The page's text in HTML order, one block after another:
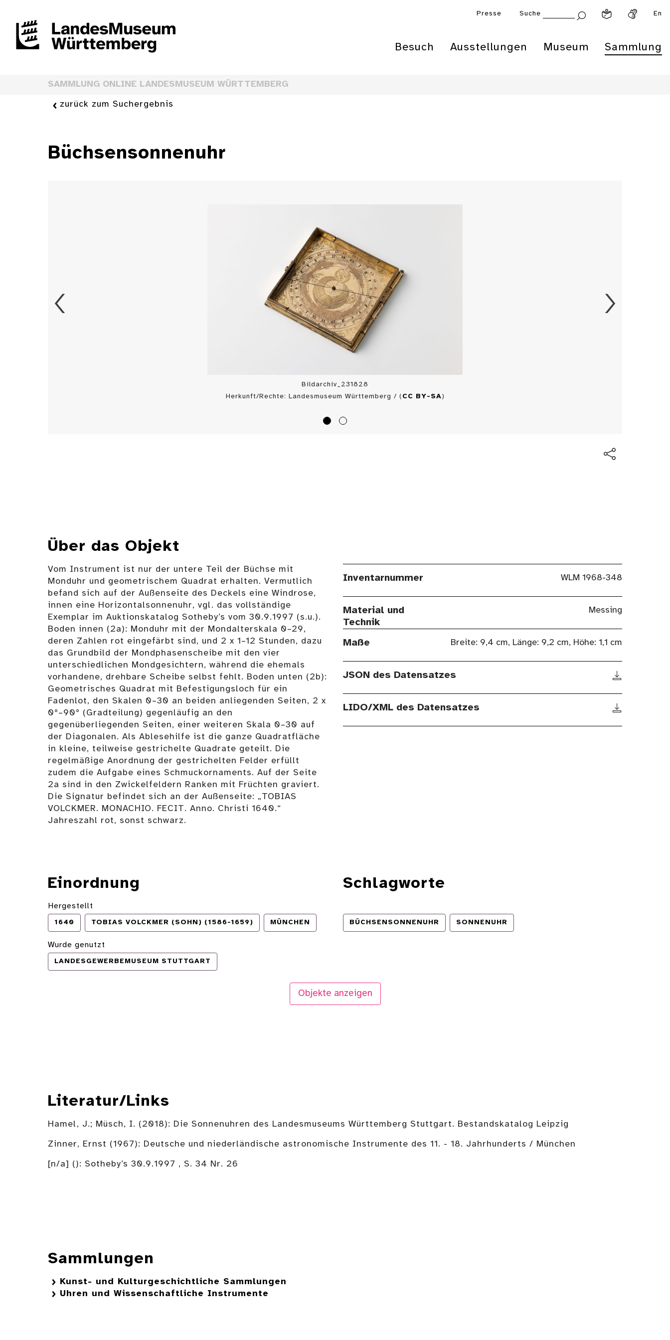
Presse Suche En
Besuch Ausstellungen Museum Sammlung
SAMMLUNG ONLINE LANDESMUSEUM WÜRTTEMBERG
zurück zum Suchergebnis
Büchsensonnenuhr
Bildarchiv_231828
Herkunft/Rechte: Landesmuseum Württemberg / ( CC BY-SA)
Über das Objekt
Vom Instrument ist nur der untere Teil der Büchse mit
Monduhr und geometrischem Quadrat erhalten. Vermutlich
befand sich auf der Außenseite des Deckels eine Windrose,
innen eine Horizontalsonnenuhr, vgl. das vollständige
Exemplar im Auktionskatalog Sotheby’s vom 30.9.1997 (s.u.).
Boden innen (2a): Monduhr mit der Mondalterskala 0–29,
deren Zahlen rot eingefärbt sind, und 2 x 1–12 Stunden, dazu
das Grundbild der Mondphasenscheibe mit den vier
unterschiedlichen Mondgesichtern, während die ehemals
vorhandene, drehbare Scheibe selbst fehlt. Boden unten (2b):
Geometrisches Quadrat mit Befestigungsloch für ein
Fadenlot, den Skalen 0–30 an beiden anliegenden Seiten, 2 x
0°–90° (Gradteilung) gegenläufig an den
gegenüberliegenden Seiten, einer weiteren Skala 0–30 auf
der Diagonalen. Als Ablesehilfe ist die ganze Quadratfläche
in kleine, teilweise gestrichelte Quadrate geteilt. Die
regelmäßige Anordnung der gestrichelten Felder erfüllt
zudem die Aufgabe eines Schmuckornaments. Auf der Seite
2a sind in den Zwickelfeldern Ranken mit Früchten graviert.
Die Signatur befindet sich an der Außenseite: „TOBIAS
VOLCKMER. MONACHIO. FECIT. Anno. Christi 1640.“
Jahreszahl rot, sonst schwarz.
Inventarnummer WLM 1968-348
Material und
Technik
Messing
Maße Breite: 9,4 cm, Länge: 9,2 cm, Höhe: 1,1 cm
JSON des Datensatzes
LIDO/XML des Datensatzes
Einordnung
Hergestellt
1640 TOBIAS VOLCKMER (SOHN) (1586-1659) MÜNCHEN
Wurde genutzt
LANDESGEWERBEMUSEUM STUTTGART
Schlagworte
BÜCHSENSONNENUHR SONNENUHR
Objekte anzeigen
Literatur/Links
Hamel, J.; Müsch, I. (2018): Die Sonnenuhren des Landesmuseums Württemberg Stuttgart. Bestandskatalog Leipzig
Zinner, Ernst (1967): Deutsche und niederländische astronomische Instrumente des 11. - 18. Jahrhunderts / München
[n/a] (): Sotheby’s 30.9.1997 , S. 34 Nr. 26
Sammlungen
Kunst- und Kulturgeschichtliche Sammlungen
Uhren und Wissenschaftliche Instrumente